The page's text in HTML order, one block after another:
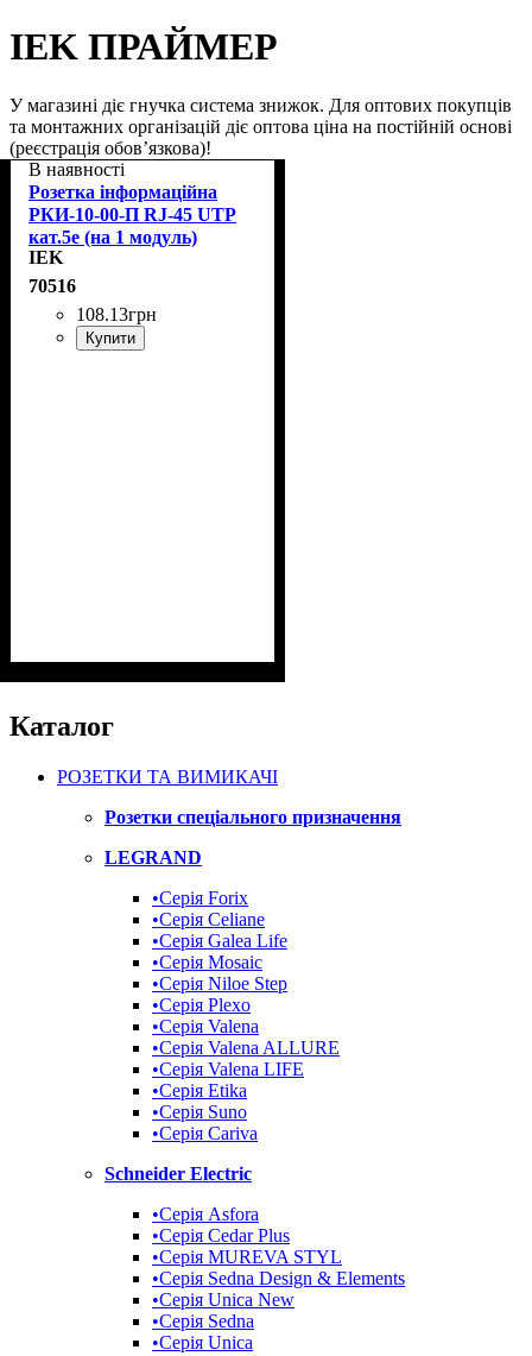
IEK ПРАЙМЕР
У магазині діє гнучка система знижок. Для оптових покупців
та монтажних організацій діє оптова ціна на постійній основі
(реєстрація обов’язкова)!
В наявності
Розетка інформаційна
РКИ-10-00-П RJ-45 UTP
кат.5e (на 1 модуль)
ПРАЙМЕР біла IEK CKK-
40D-RI1-K01
IEK
70516
108.13грн
Купити
Каталог
РОЗЕТКИ ТА ВИМИКАЧІ
Розетки спеціального призначення
LEGRAND
•Cерія Forix
•Серія Celiane
•Серія Galea Life
•Серія Mosaic
•Серія Niloe Step
•Серія Plexo
•Серія Valena
•Серія Valena ALLURE
•Серія Valena LIFE
•Серія Etika
•Серія Suno
•Cерія Cariva
Schneider Electric
•Серія Asfora
•Серія Cedar Plus
•Серія MUREVA STYL
•Серія Sedna Design & Elements
•Серія Unica New
•Серія Sedna
•Серія Unica